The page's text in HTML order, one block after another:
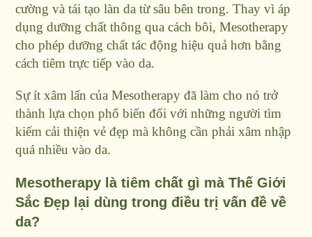
cường và tái tạo làn da từ sâu bên trong. Thay vì áp
dụng dưỡng chất thông qua cách bôi, Mesotherapy
cho phép dưỡng chất tác động hiệu quả hơn bằng
cách tiêm trực tiếp vào da.
Sự ít xâm lấn của Mesotherapy đã làm cho nó trở
thành lựa chọn phổ biến đối với những người tìm
kiếm cải thiện vẻ đẹp mà không cần phải xâm nhập
quá nhiều vào da.
Mesotherapy là tiêm chất gì mà Thế Giới
Sắc Đẹp lại dùng trong điều trị vấn đề về
da?